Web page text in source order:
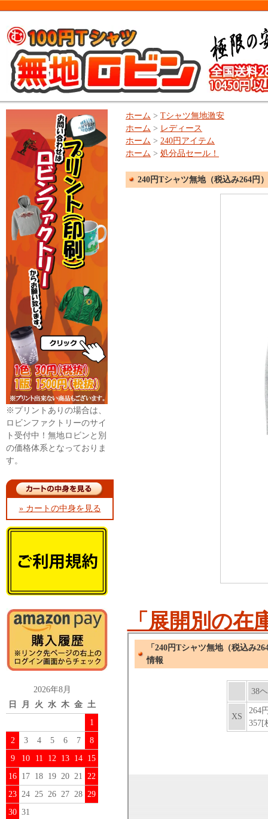
※プリントありの場合は、
ロビンファクトリーのサイ
ト受付中！無地ロビンと別
の価格体系となっておりま
す。
» カートの中身を見る
2026年8月
日
月 火 水 木 金 土
1
2
3 4 5 6 7
8
9
10 11 12 13 14 15
16 17 18 19 20 21 22
23 24 25 26 27 28 29
30 31
ホーム > Tシャツ無地激安
ホーム > レディース
ホーム > 240円アイテム
ホーム > 処分品セール！
240円Tシャツ無地（税込み264円
「展開別の在